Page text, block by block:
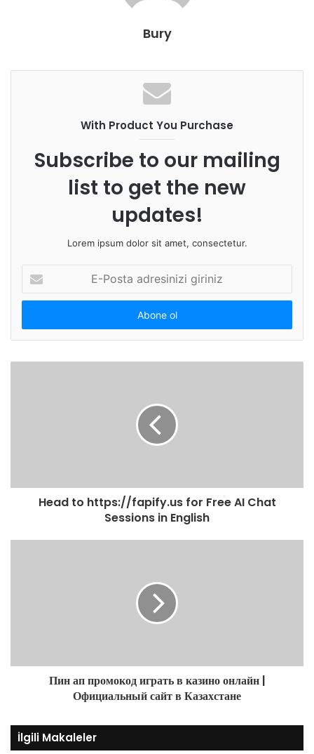
Bury
With Product You Purchase
Subscribe to our mailing
list to get the new
updates!
Lorem ipsum dolor sit amet, consectetur.
Posta
adresinizi
Head to https://fapify.us for Free AI Chat
Sessions in English
Пин ап промокод играть в казино онлайн |
Официальный сайт в Казахстане
İlgili Makaleler